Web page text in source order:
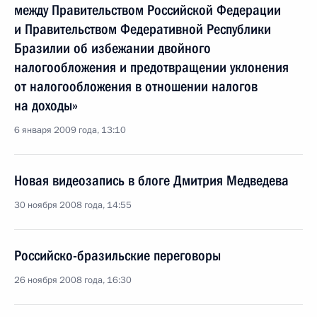
между Правительством Российской Федерации
и Правительством Федеративной Республики
Бразилии об избежании двойного
налогообложения и предотвращении уклонения
от налогообложения в отношении налогов
на доходы»
6 января 2009 года, 13:10
Новая видеозапись в блоге Дмитрия Медведева
30 ноября 2008 года, 14:55
Российско-бразильские переговоры
26 ноября 2008 года, 16:30